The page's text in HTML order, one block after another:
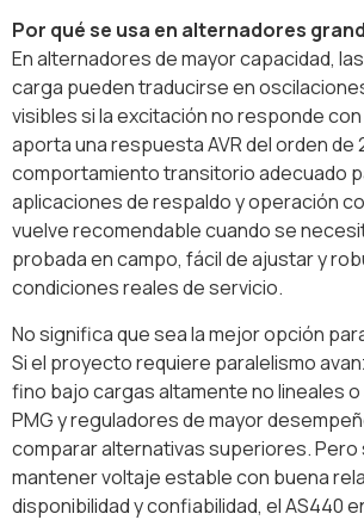
Por qué se usa en alternadores
En alternadores de mayor capacidad,
carga pueden traducirse en
visibles si la excitación no responde con
aporta una respuesta AVR del orden de
comportamiento transitorio adecuado
aplicaciones de respaldo y operación
vuelve recomendable cuando se
probada en campo, fácil de ajustar y
condiciones reales de servicio.
No significa que sea la mejor opción
Si el proyecto requiere paralelismo
fino bajo cargas altamente no lineales
PMG y reguladores de mayor
comparar alternativas superiores. Pero
mantener voltaje estable con buena
disponibilidad y confiabilidad, el AS440